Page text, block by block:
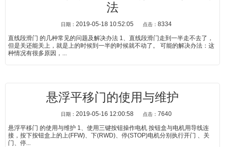
法
日期： 2019-05-18 10:52:05 点击： 8334
直线段滑门 的几种常见的问题及解决办法 1、直线段滑门走到一半走不去了，
但是关还能关上，就是上的时候到一半的时候就不动了。 可能的解决办法：这
种情况有很多原因，...
悬浮平移门的使用与维护
日期： 2019-05-16 12:00:58 点击： 7640
悬浮平移门 的使用与维护 1、使用三键按钮操作电机 按钮盒与电机用导线连
接，按下按钮盒上的上(FFW)、下(RWD)、停(STOP)电机分别执行开门 、关
门、停...